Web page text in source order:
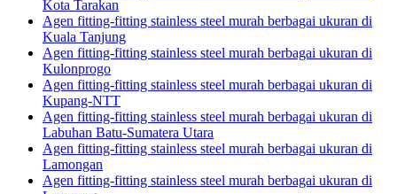
Kota Tarakan
Agen fitting-fitting stainless steel murah berbagai ukuran di
Kuala Tanjung
Agen fitting-fitting stainless steel murah berbagai ukuran di
Kulonprogo
Agen fitting-fitting stainless steel murah berbagai ukuran di
Kupang-NTT
Agen fitting-fitting stainless steel murah berbagai ukuran di
Labuhan Batu-Sumatera Utara
Agen fitting-fitting stainless steel murah berbagai ukuran di
Lamongan
Agen fitting-fitting stainless steel murah berbagai ukuran di